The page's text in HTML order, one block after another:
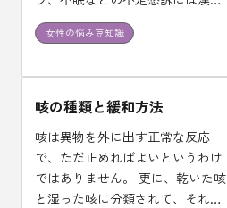
治療が適しており、体質に合った
漢方薬を１ヶ月程度は継続して服
女性の悩み豆知識
咳の種類と緩和方法
咳は異物を外に出す正常な反応
で、ただ止めればよいというわけ
ではありません。 更に、乾いた咳
と湿った咳に分類されて、それぞ